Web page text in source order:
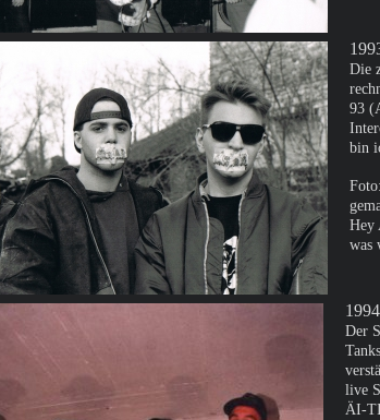
Die
93
bin
Hey
was
1994
Der
live
ÄI-